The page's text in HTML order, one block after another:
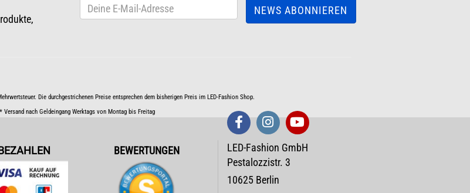
Die durchgestrichenen Preise entsprechen dem bisherigen Preis im LED-Fashion Shop.
Versand nach Geldeingang Werktags von Montag bis Freitag
BEWERTUNGEN
LED-Fashion GmbH
Pestalozzistr. 3
10625 Berlin